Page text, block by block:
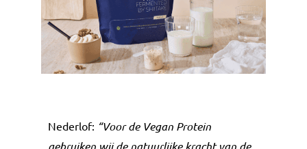
Nederlof: “Voor de Vegan Protein
gebruiken wij de natuurlijke kracht van de